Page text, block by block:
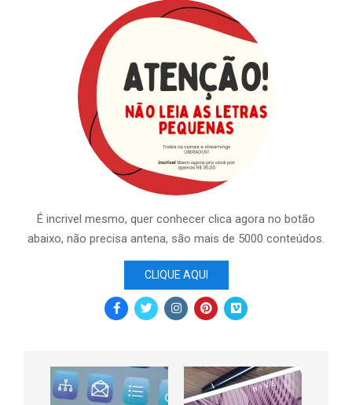
É incrivel mesmo, quer conhecer clica agora no botão
abaixo, não precisa antena, são mais de 5000 conteúdos.
CLIQUE AQUI